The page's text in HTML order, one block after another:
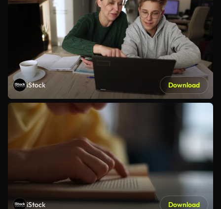
iStock Download
iStock Download